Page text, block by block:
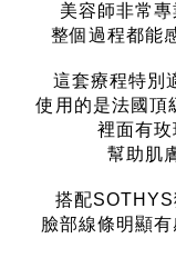
美容師非常
整個過程都能
這套療程特別
使用的是法國頂
裡面有
幫助肌
搭配
臉部線條明顯